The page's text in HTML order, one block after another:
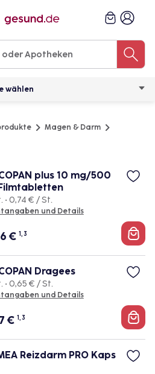
wählen
Magen & Darm
plus 10 mg/500
• 0,74 € / St.
und Details
€ 1, 3
Dragees
• 0,65 € / St.
und Details
€ 1, 3
Reizdarm PRO Kaps